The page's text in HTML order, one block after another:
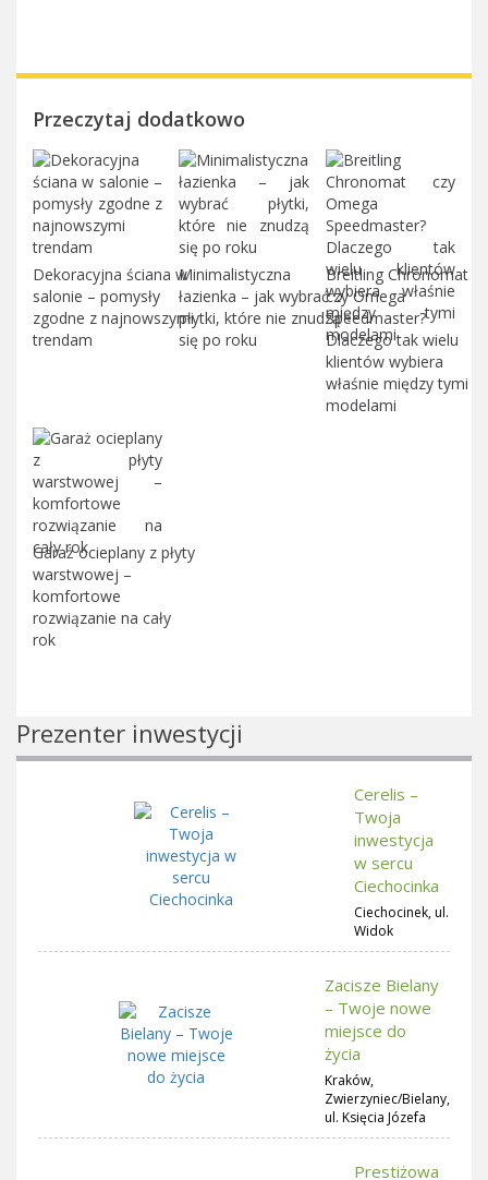
Przeczytaj dodatkowo
Dekoracyjna ściana w
salonie – pomysły
zgodne z najnowszymi
trendam
Minimalistyczna
łazienka – jak wybrać
płytki, które nie znudzą
się po roku
Breitling Chronomat
czy Omega
Speedmaster?
Dlaczego tak wielu
klientów wybiera
właśnie między tymi
modelami
Garaż ocieplany z płyty
warstwowej –
komfortowe
rozwiązanie na cały
rok
Prezenter inwestycji
Cerelis –
Twoja
inwestycja
w sercu
Ciechocinka
Ciechocinek, ul.
Widok
Zacisze Bielany
– Twoje nowe
miejsce do
życia
Kraków,
Zwierzyniec/Bielany,
ul. Księcia Józefa
Prestiżowa